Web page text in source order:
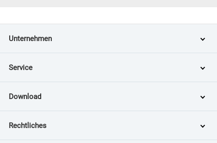
Unternehmen
Service
Download
Rechtliches